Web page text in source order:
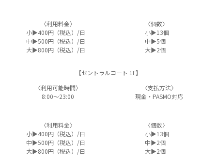
〈利用料金〉
小▶400円（税込）/日
中▶500円（税込）/日
大▶800円（税込）/日
〈個数〉
小▶13個
中▶5個
大▶2個
【セントラルコート 1F】
〈利用可能時間〉
8:00～23:00
〈支払方法〉
現金・PASMO対応
〈利用料金〉
小▶400円（税込）/日
中▶500円（税込）/日
大▶800円（税込）/日
〈個数〉
小▶13個
中▶2個
大▶2個